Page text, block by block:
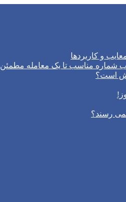
و کاربردها
شماره مناسب تا یک معامله مطمئن
است؟
رسند؟